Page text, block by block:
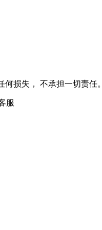
损失， 不承担一切责任。
服